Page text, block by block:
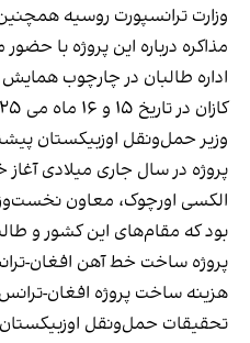
وزارت ترانسپورت روسیه
مذاکره درباره این پروژه با
اداره طالبان در چارچوب
کازان در تاریخ ۱۵ و ۱۶ ماه می ۲۰۲۵ برگزار شود.
وزیر حمل‌ونقل اوزبیکستان
پروژه در سال جاری میلادی
بود که مقام‌های این کشور و
پروژه ساخت خط آهن افغان-
هزینه ساخت پروژه افغان-